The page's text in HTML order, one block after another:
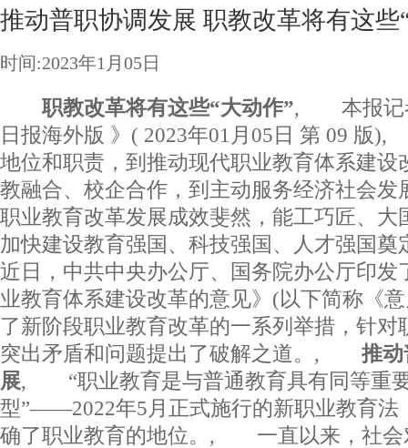
推动普职协调发展 职教改革将有这些
时间:2023年1月05日
职教改革将有这些“大动作”, 本报记
日报海外版 》( 2023年01月05日 第 09
地位和职责，到推动现代职业教育体系建设
教融合、校企合作，到主动服务经济社会
职业教育改革发展成效斐然，能工巧匠、大
加快建设教育强国、科技强国、人才强
近日，中共中央办公厅、国务院办公厅印发
业教育体系建设改革的意见》(以下简称《
了新阶段职业教育改革的一系列举措，针对
突出矛盾和问题提出了破解之道。, 推
展, “职业教育是与普通教育具有同等重
型”——2022年5月正式施行的新职业教育法
确了职业教育的地位。, 一直以来，社会